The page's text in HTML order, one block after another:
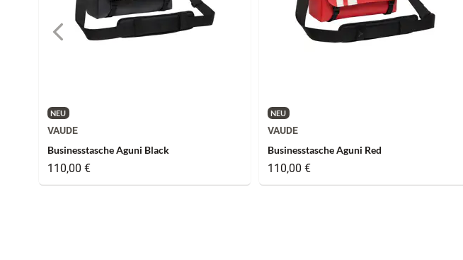
NEU
VAUDE
Businesstasche Aguni Black
110,00 €
NEU
VAUDE
Businesstasche Aguni Red
110,00 €